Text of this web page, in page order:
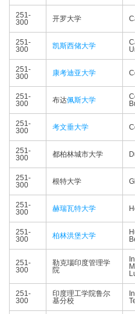
251-
300
开罗大学
251-
300
凯斯西储大学
251-
300
康考迪亚大学
251-
300
布达佩斯大学
251-
300
考文垂大学
251-
300
都柏林城市大学
251-
300
根特大学
251-
300
赫瑞瓦特大学
251-
300
柏林洪堡大学
251-
300
勒克瑙印度管理学
院
251-
300
印度理工学院鲁尔
基分校